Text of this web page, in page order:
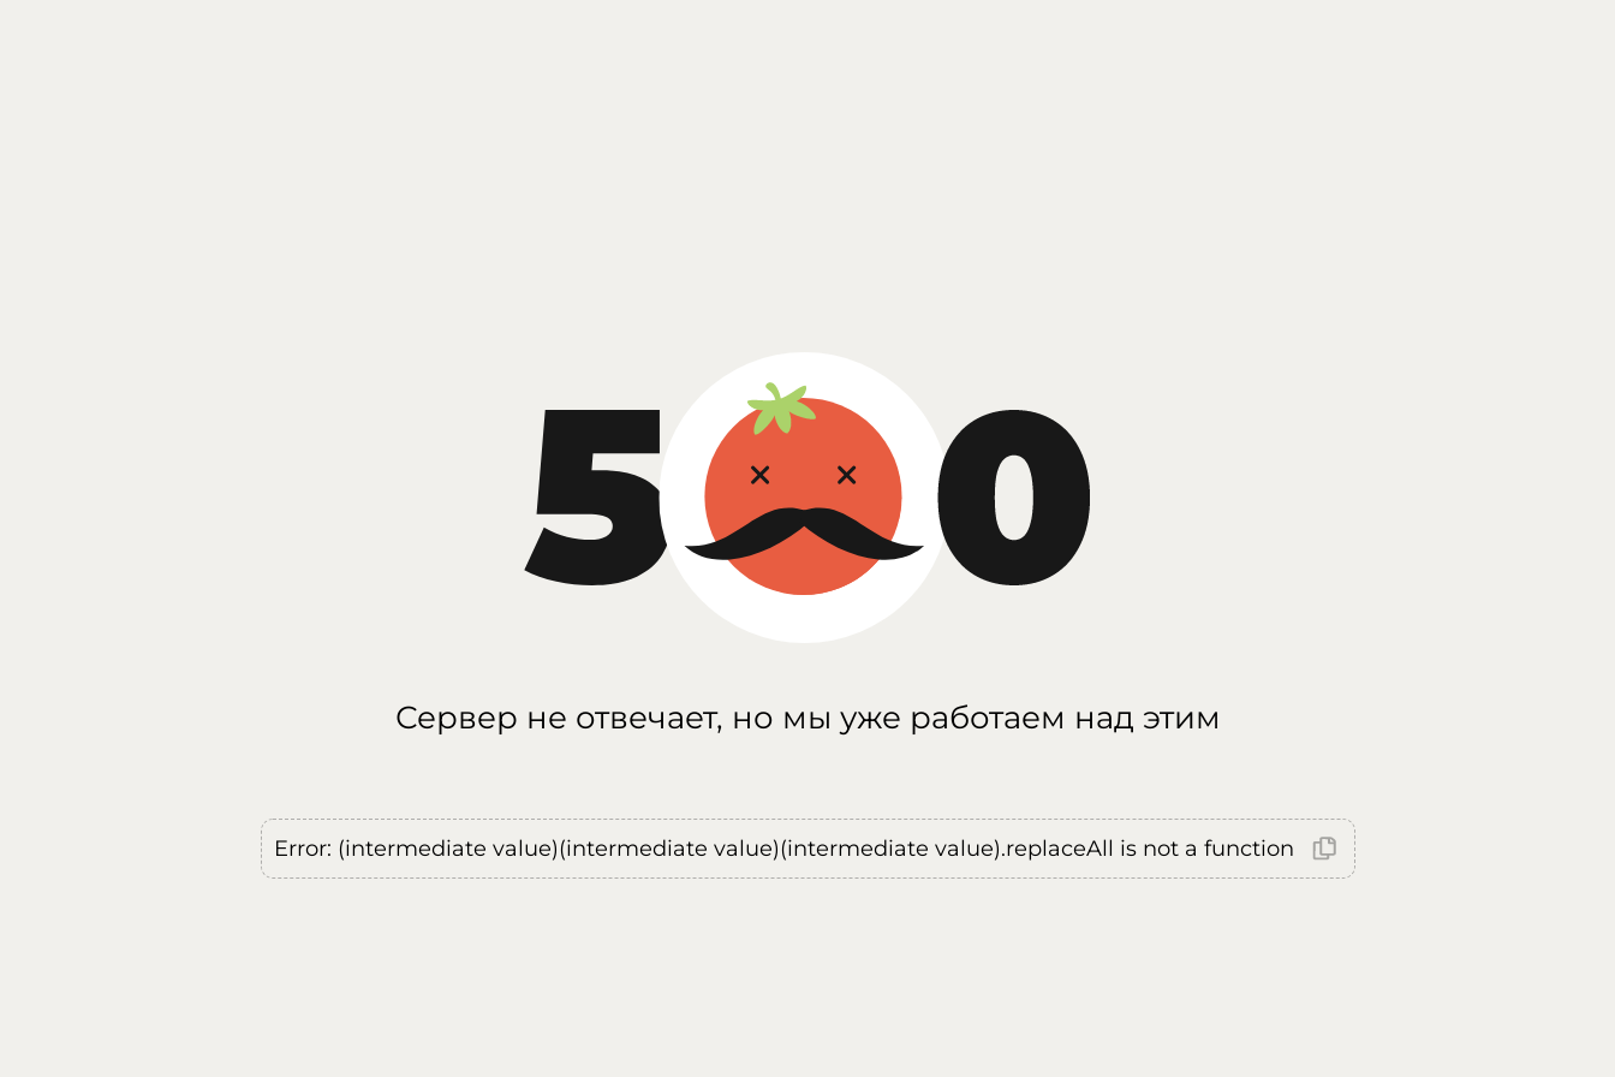
Сервер не отвечает, но мы уже работаем над этим
Error: (intermediate value)(intermediate value)(intermediate value).replaceAll is not a function